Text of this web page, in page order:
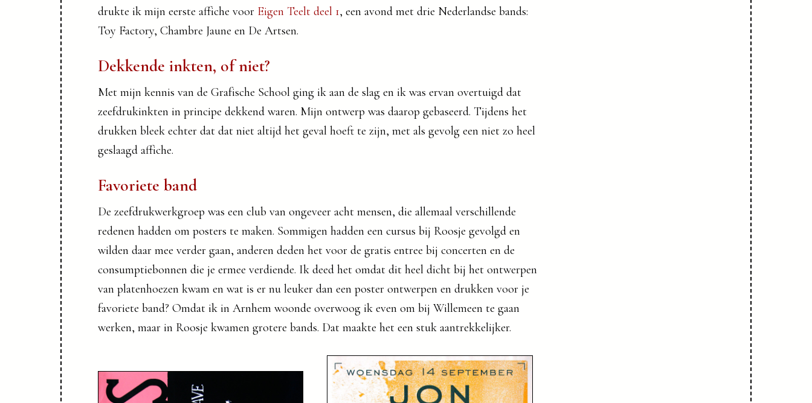
drukte ik mijn eerste affiche voor Eigen Teelt deel 1, een avond met drie Nederlandse bands:
Toy Factory, Chambre Jaune en De Artsen.
Dekkende inkten, of niet?
Met mijn kennis van de Grafische School ging ik aan de slag en ik was ervan overtuigd dat
zeefdrukinkten in principe dekkend waren. Mijn ontwerp was daarop gebaseerd. Tijdens het
drukken bleek echter dat dat niet altijd het geval hoeft te zijn, met als gevolg een niet zo heel
geslaagd affiche.
Favoriete band
De zeefdrukwerkgroep was een club van ongeveer acht mensen, die allemaal verschillende
redenen hadden om posters te maken. Sommigen hadden een cursus bij Roosje gevolgd en
wilden daar mee verder gaan, anderen deden het voor de gratis entree bij concerten en de
consumptiebonnen die je ermee verdiende. Ik deed het omdat dit heel dicht bij het ontwerpen
van platenhoezen kwam en wat is er nu leuker dan een poster ontwerpen en drukken voor je
favoriete band? Omdat ik in Arnhem woonde overwoog ik even om bij Willemeen te gaan
werken, maar in Roosje kwamen grotere bands. Dat maakte het een stuk aantrekkelijker.